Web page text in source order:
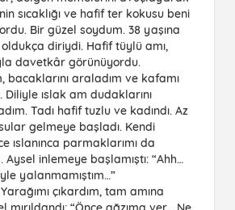
sıcaklığı ve hafif ter kokusu beni
Bir güzel soydum. 38 yaşına
diriydi. Hafif tüylü amı,
davetkâr görünüyordu.
bacaklarını araladım ve kafamı
Diliyle ıslak am dudaklarını
Tadı hafif tuzlu ve kadındı. Az
gelmeye başladı. Kendi
ıslanınca parmaklarımı da
inlemeye başlamıştı: “Ahh…
yalanmamıştım…”
çıkardım, tam amına